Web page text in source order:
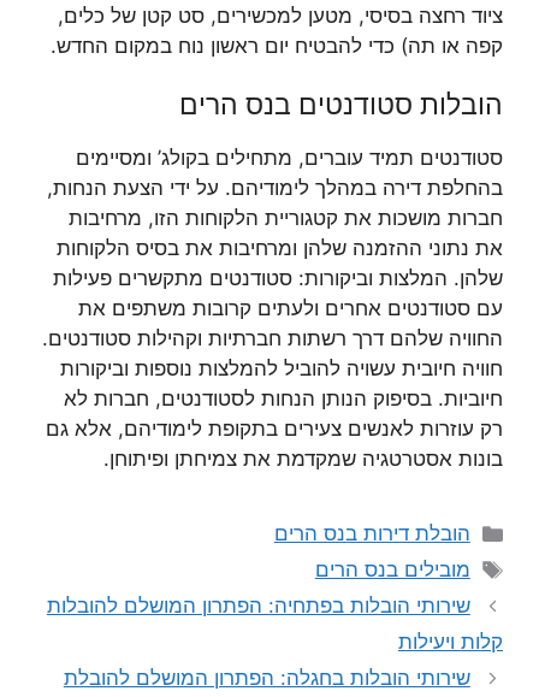
ציוד רחצה בסיסי, מטען למכשירים, סט קטן של כלים,
קפה או תה) כדי להבטיח יום ראשון נוח במקום החדש.
הובלות סטודנטים בנס הרים
סטודנטים תמיד עוברים, מתחילים בקולג’ ומסיימים
בהחלפת דירה במהלך לימודיהם. על ידי הצעת הנחות,
חברות מושכות את קטגוריית הלקוחות הזו, מרחיבות
את נתוני ההזמנה שלהן ומרחיבות את בסיס הלקוחות
שלהן. המלצות וביקורות: סטודנטים מתקשרים פעילות
עם סטודנטים אחרים ולעתים קרובות משתפים את
החוויה שלהם דרך רשתות חברתיות וקהילות סטודנטים.
חוויה חיובית עשויה להוביל להמלצות נוספות וביקורות
חיוביות. בסיפוק הנותן הנחות לסטודנטים, חברות לא
רק עוזרות לאנשים צעירים בתקופת לימודיהם, אלא גם
בונות אסטרטגיה שמקדמת את צמיחתן ופיתוחן.
קטגוריות
הובלת דירות בנס הרים
תגיות
מובילים בנס הרים
שירותי הובלות בפתחיה: הפתרון המושלם להובלות
קלות ויעילות
שירותי הובלות בחגלה: הפתרון המושלם להובלת